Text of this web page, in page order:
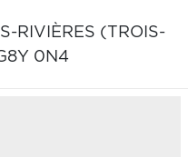
RIVIÈRES (TROIS-
0N4